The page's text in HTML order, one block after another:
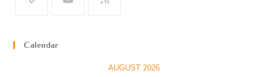
Calendar
AUGUST 2026